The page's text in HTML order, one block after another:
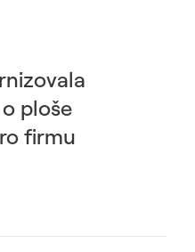
ploše
firmu